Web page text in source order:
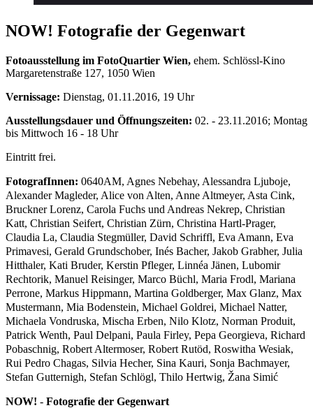
NOW! Fotografie der Gegenwart
Fotoausstellung im FotoQuartier Wien, ehem. Schlössl-Kino
Margaretenstraße 127, 1050 Wien
Vernissage: Dienstag, 01.11.2016, 19 Uhr
Ausstellungsdauer und Öffnungszeiten: 02. - 23.11.2016; Montag
bis Mittwoch 16 - 18 Uhr
Eintritt frei.
FotografInnen: 0640AM, Agnes Nebehay, Alessandra Ljuboje,
Alexander Magleder, Alice von Alten, Anne Altmeyer, Asta Cink,
Bruckner Lorenz, Carola Fuchs und Andreas Nekrep, Christian
Katt, Christian Seifert, Christian Zürn, Christina Hartl-Prager,
Claudia La, Claudia Stegmüller, David Schriffl, Eva Amann, Eva
Primavesi, Gerald Grundschober, Inés Bacher, Jakob Grabher, Julia
Hitthaler, Kati Bruder, Kerstin Pfleger, Linnéa Jänen, Lubomir
Rechtorik, Manuel Reisinger, Marco Büchl, Maria Frodl, Mariana
Perrone, Markus Hippmann, Martina Goldberger, Max Glanz, Max
Mustermann, Mia Bodenstein, Michael Goldrei, Michael Natter,
Michaela Vondruska, Mischa Erben, Nilo Klotz, Norman Produit,
Patrick Wenth, Paul Delpani, Paula Firley, Pepa Georgieva, Richard
Pobaschnig, Robert Altermoser, Robert Rutöd, Roswitha Wesiak,
Rui Pedro Chagas, Silvia Hecher, Sina Kauri, Sonja Bachmayer,
Stefan Gutternigh, Stefan Schlögl, Thilo Hertwig, Žana Simić
NOW! - Fotografie der Gegenwart